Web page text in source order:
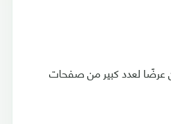
لعدد كبير من صفحات